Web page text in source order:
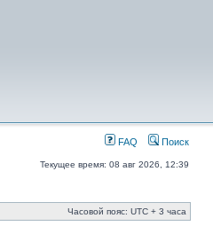
FAQ Поиск
Текущее время: 08 авг 2026, 12:39
Часовой пояс: UTC + 3 часа